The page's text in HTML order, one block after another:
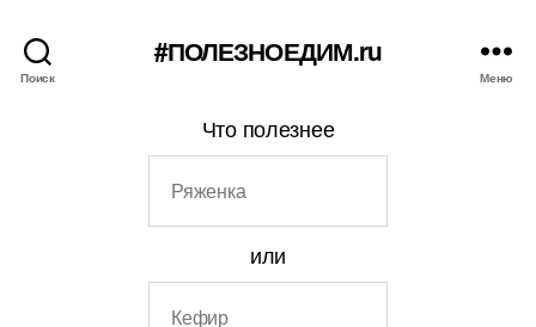
Поиск
#ПОЛЕЗНОЕДИМ.ru
Меню
Что полезнее
или